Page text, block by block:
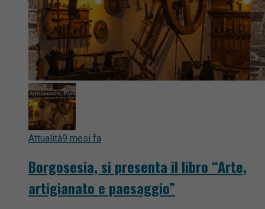
Attualità9 mesi fa
Borgosesia, si presenta il libro “Arte,
artigianato e paesaggio”